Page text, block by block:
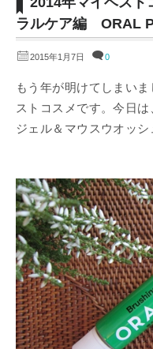
ラルケア編 ORAL
2015年1月7日 0
もう年が明けてしまい
ストコスメです。今日
ジェル＆マウスウオッシ